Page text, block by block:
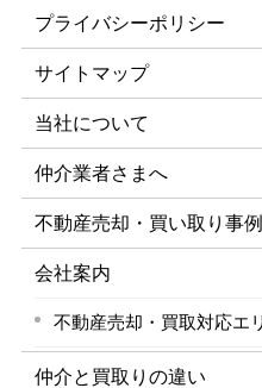
プライバシーポリシー
サイトマップ
当社について
仲介業者さまへ
不動産売却・買い取り事例
会社案内
不動産売却・買取対応エ
仲介と買取りの違い